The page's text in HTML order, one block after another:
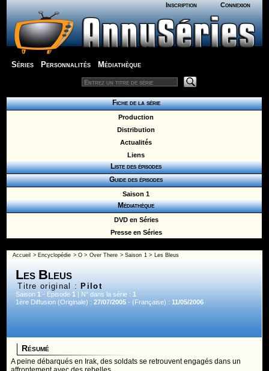
Inscription Connexion
Séries Personnalités Médiathèque
Fiche de la série
Production
Distribution
Actualités
Liens
Liste des épisodes
Guide des épisodes
Saison 1
Médiathèque
DVD en Séries
Presse en Séries
Accueil > Encyclopédie >O > Over There >Saison 1> Les Bleus
Les Bleus
Titre original : Pilot
Saison1 - Episode1 | N° dans la série :1
1ère Diffusion (Originale) :27/07/2005 - (Française) :11/05/2006
Résumé
A peine débarqués en Irak, des soldats se retrouvent engagés dans un